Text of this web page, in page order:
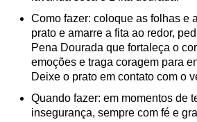
Como fazer: coloque as folhas e
prato e amarre a fita ao redor,
Pena Dourada que fortaleça o
emoções e traga coragem para
Deixe o prato em contato com o
Quando fazer: em momentos de
insegurança, sempre com fé e